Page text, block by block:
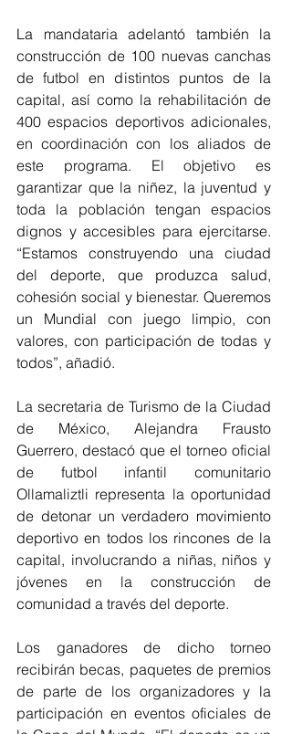
La mandataria adelantó también la
construcción de 100 nuevas canchas
de futbol en distintos puntos de la
capital, así como la rehabilitación de
400 espacios deportivos adicionales,
en coordinación con los aliados de
este programa. El objetivo es
garantizar que la niñez, la juventud y
toda la población tengan espacios
dignos y accesibles para ejercitarse.
“Estamos construyendo una ciudad
del deporte, que produzca salud,
cohesión social y bienestar. Queremos
un Mundial con juego limpio, con
valores, con participación de todas y
todos”, añadió.
La secretaria de Turismo de la Ciudad
de México, Alejandra Frausto
Guerrero, destacó que el torneo oficial
de futbol infantil comunitario
Ollamaliztli representa la oportunidad
de detonar un verdadero movimiento
deportivo en todos los rincones de la
capital, involucrando a niñas, niños y
jóvenes en la construcción de
comunidad a través del deporte.
Los ganadores de dicho torneo
recibirán becas, paquetes de premios
de parte de los organizadores y la
participación en eventos oficiales de